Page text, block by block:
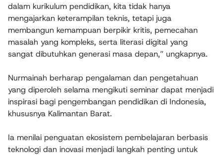
dalam kurikulum pendidikan, kita tidak hanya
mengajarkan keterampilan teknis, tetapi juga
membangun kemampuan berpikir kritis, pemecahan
masalah yang kompleks, serta literasi digital yang
sangat dibutuhkan generasi masa depan,” ungkapnya.
Nurmainah berharap pengalaman dan pengetahuan
yang diperoleh selama mengikuti seminar dapat menjadi
inspirasi bagi pengembangan pendidikan di Indonesia,
khususnya Kalimantan Barat.
Ia menilai penguatan ekosistem pembelajaran berbasis
teknologi dan inovasi menjadi langkah penting untuk